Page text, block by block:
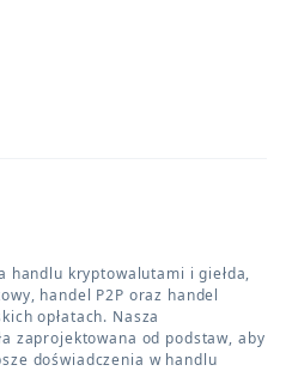
handlu kryptowalutami i giełda,
handel P2P oraz handel
opłatach. Nasza
zaprojektowana od podstaw, aby
doświadczenia w handlu